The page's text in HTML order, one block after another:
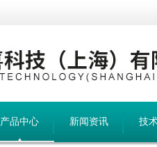
产品中心 新闻资讯 技